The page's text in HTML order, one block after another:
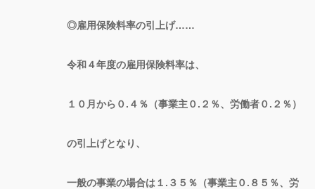
◎雇用保険料率の引上げ……
令和４年度の雇用保険料率は、
１０月から０.４％（事業主０.２％、労働者０.２％）
の引上げとなり、
一般の事業の場合は１.３５％（事業主０.８５％、労